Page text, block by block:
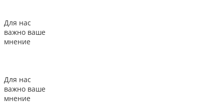
Для нас
важно ваше
мнение
Для нас
важно ваше
мнение